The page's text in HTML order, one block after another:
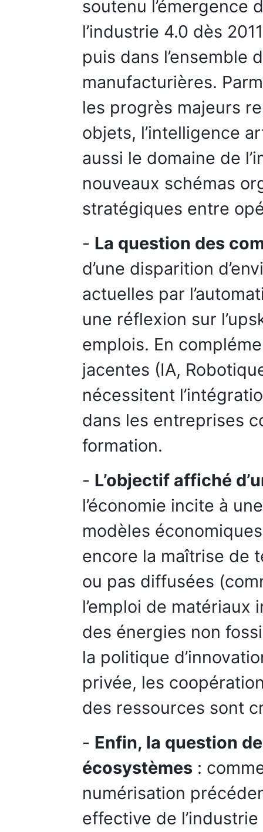
soutenu l’émergence
l’industrie 4.0 dès
puis dans l’ensemble
manufacturières.
les progrès majeurs
objets, l’intelligence
aussi le domaine de
nouveaux schémas
stratégiques entre
- La question des
d’une disparition
actuelles par
une réflexion sur
emplois. En
jacentes (IA,
nécessitent
dans les entreprises
formation.
- L’objectif affiché
l’économie incite à
modèles
encore la maîtrise de
ou pas diffusées
l’emploi de
des énergies non
la politique
privée, les
des ressources sont
- Enfin, la question
écosystèmes :
numérisation
effective de